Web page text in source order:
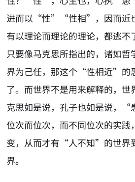
进而以“性”“性相”，因而近
有以理论而理论的理论，都逃
只要像马克思所指出的，诸如哲
界为己任，那这个“性相近”的
了。而世界不是用来解释的，世
克思如是说，孔子也如是说
位次而位次，而不同位次的实践
变，从而才有“人不知”的世
界。